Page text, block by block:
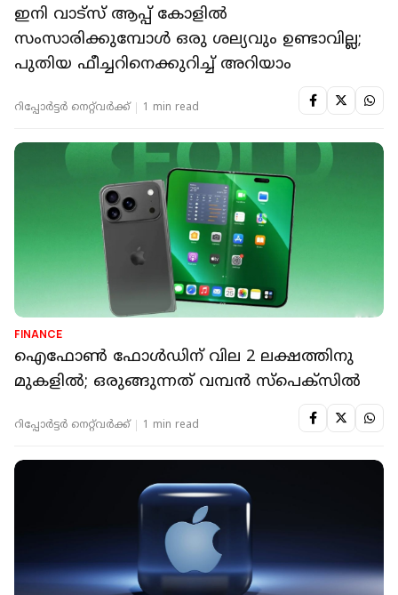
ഇനി വാട്‌സ് ആപ്പ് കോളില്‍
സംസാരിക്കുമ്പോള്‍ ഒരു ശല്യവും ഉണ്ടാവില്ല;
പുതിയ ഫീച്ചറിനെക്കുറിച്ച് അറിയാം
റിപ്പോർട്ടർ നെറ്റ്‌വര്‍ക്ക്‌ 1 min read
FINANCE
ഐഫോൺ ഫോൾഡിന് വില 2 ലക്ഷത്തിനു
മുകളിൽ; ഒരുങ്ങുന്നത് വമ്പൻ സ്പെക്സിൽ
റിപ്പോർട്ടർ നെറ്റ്‌വര്‍ക്ക്‌ 1 min read